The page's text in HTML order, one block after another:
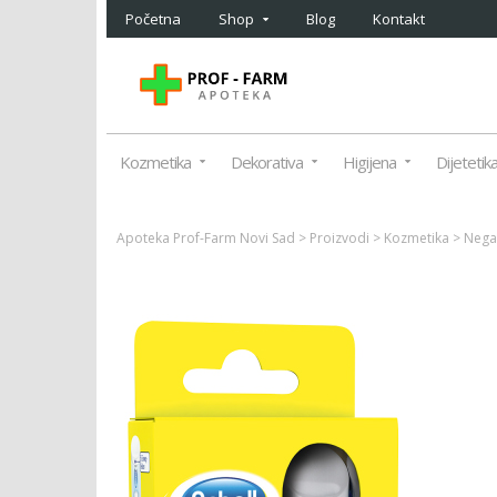
Početna Shop Blog Kontakt
Kozmetika Dekorativa Higijena Dijetetika
Apoteka Prof-Farm Novi Sad > Proizvodi > Kozmetika >